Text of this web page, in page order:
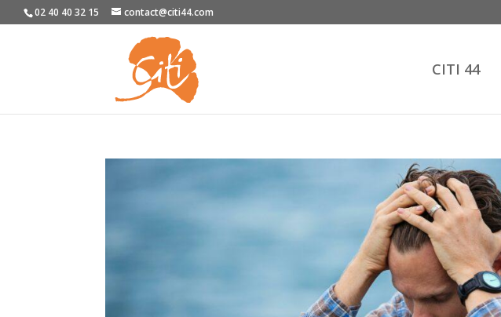
02 40 40 32 15 contact@citi44.com
CITI 44